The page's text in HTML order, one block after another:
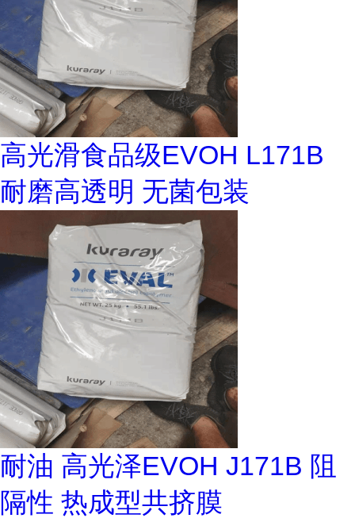
高光滑食品级EVOH L171B
耐磨高透明 无菌包装
耐油 高光泽EVOH J171B 阻
隔性 热成型共挤膜